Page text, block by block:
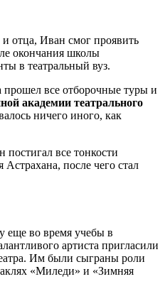
отца, Иван смог проявить
окончания школы
в театральный вуз.
прошел все отборочные туры и
академии театрального
ничего иного, как
все тонкости
после чего стал
еще во время учебы в
артиста пригласили
Им были сыграны роли
«Миледи» и «Зимняя